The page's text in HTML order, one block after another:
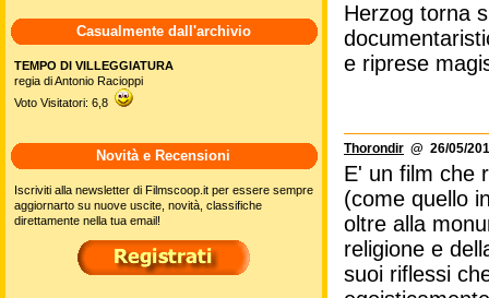
Herzog torna
e riprese
Thorondir @ 26/05/
E' un film che
(come quello
oltre alla
religione e
suoi riflessi
Casualmente dall'archivio
TEMPO DI VILLEGGIATURA
regia di Antonio Racioppi
Voto Visitatori: 6,8
Novità e Recensioni
Iscriviti alla newsletter di Filmscoop.it per essere sempre
aggiornarto su nuove uscite, novità, classifiche
direttamente nella tua email!